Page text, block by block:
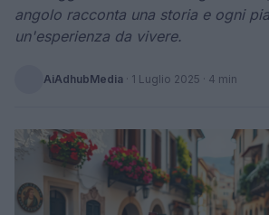
angolo racconta una storia e ogni
un'esperienza da vivere.
AiAdhubMedia · 1 Luglio 2025 · 4 min